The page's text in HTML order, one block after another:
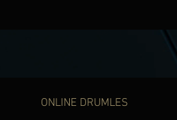
ONLINE DRUMLES